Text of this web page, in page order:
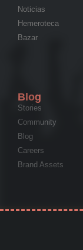
Noticias
Hemeroteca
Bazar
Blog
Stories
Community
Blog
Careers
Brand Assets